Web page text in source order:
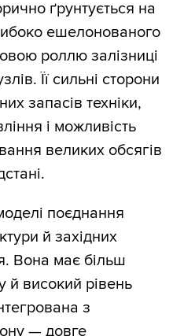
ґрунтується на
ешелонованого
роллю залізниці
Її сильні сторони
запасів техніки,
і можливість
великих обсягів
поєднання
й західних
Вона має більш
й високий рівень
з
— довге